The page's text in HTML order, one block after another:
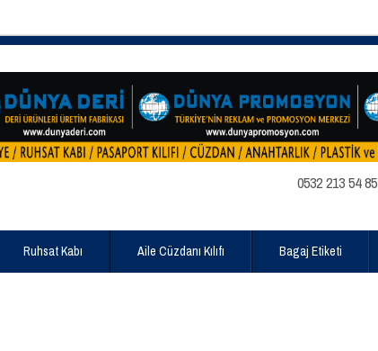
0532 213 54 85
Ruhsat Kabı Aile Cüzdanı Kılıfı Bagaj Etiketi